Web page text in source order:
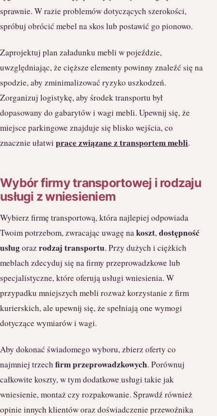
sprawnie. W razie problemów dotyczących szerokości,
spróbuj obrócić mebel na skos lub postawić go pionowo.
Zaprojektuj plan załadunku mebli w pojeździe,
uwzględniając, że cięższe elementy powinny znaleźć się na
spodzie, aby zminimalizować ryzyko uszkodzeń.
Zorganizuj logistykę, aby środek transportu był
dopasowany do gabarytów i wagi mebli. Upewnij się, że
miejsce parkingowe znajduje się blisko wejścia, co
znacznie ułatwi prace związane z transportem mebli.
Wybór firmy transportowej i rodzaju
usługi z wniesieniem
Wybierz firmę transportową, która najlepiej odpowiada
Twoim potrzebom, zwracając uwagę nakoszt,dostępność
usługorazrodzaj transportu. Przy dużych i ciężkich
meblach zdecyduj się na firmy przeprowadzkowe lub
specjalistyczne, które oferują usługi wniesienia. W
przypadku mniejszych mebli rozważ korzystanie z firm
kurierskich, ale upewnij się, że spełniają one wymogi
dotyczące wymiarów i wagi.
Aby dokonać świadomego wyboru, zbierz oferty co
najmniej trzechfirm przeprowadzkowych. Porównuj
całkowite koszty, w tym dodatkowe usługi takie jak
wniesienie, montaż czy rozpakowanie. Sprawdź również
opinie innych klientów oraz doświadczenie przewoźnika